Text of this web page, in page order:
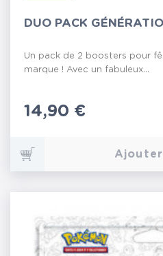
DUO PACK
Un pack de 2 boosters pour
marque ! Avec un fabuleux...
Prix
14,90 €